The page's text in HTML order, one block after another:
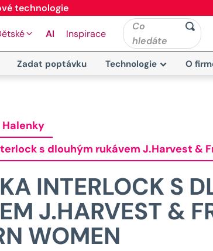
AI Inspirace
Co
hledáte
Zadat poptávku Technologie O
Halenky
s dlouhým rukávem J.Harvest &
INTERLOCK S
J.HARVEST &
WOMEN